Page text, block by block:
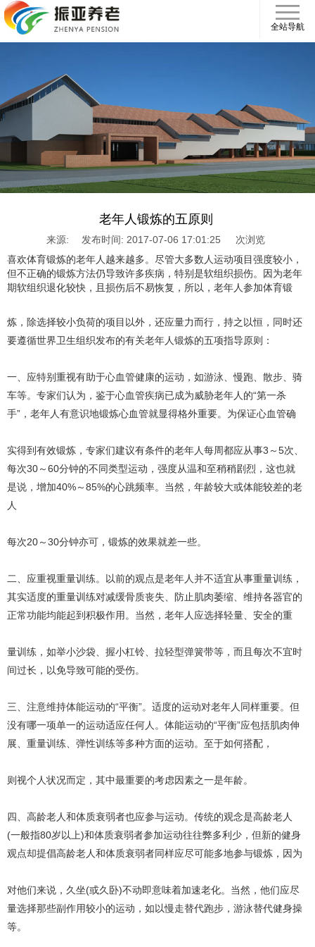
全站导航
老年人锻炼的五原则
来源: 发布时间: 2017-07-06 17:01:25
次浏览
喜欢体育锻炼的老年人越来越多。尽管大多数人运动项目强度较小，
但不正确的锻炼方法仍导致许多疾病，特别是软组织损伤。因为老年
期软组织退化较快，且损伤后不易恢复，所以，老年人参加体育锻
炼，除选择较小负荷的项目以外，还应量力而行，持之以恒，同时还
要遵循世界卫生组织发布的有关老年人锻炼的五项指导原则：
一、应特别重视有助于心血管健康的运动，如游泳、慢跑、散步、骑
车等。专家们认为，鉴于心血管疾病已成为威胁老年人的“第一杀
手”，老年人有意识地锻炼心血管就显得格外重要。为保证心血管确
实得到有效锻炼，专家们建议有条件的老年人每周都应从事3～5次、
每次30～60分钟的不同类型运动，强度从温和至稍稍剧烈，这也就
是说，增加40%～85%的心跳频率。当然，年龄较大或体能较差的老
人
每次20～30分钟亦可，锻炼的效果就差一些。
二、应重视重量训练。以前的观点是老年人并不适宜从事重量训练，
其实适度的重量训练对减缓骨质丧失、防止肌肉萎缩、维持各器官的
正常功能均能起到积极作用。当然，老年人应选择轻量、安全的重
量训练，如举小沙袋、握小杠铃、拉轻型弹簧带等，而且每次不宜时
间过长，以免导致可能的受伤。
三、注意维持体能运动的“平衡”。适度的运动对老年人同样重要。但
没有哪一项单一的运动适应任何人。体能运动的“平衡”应包括肌肉伸
展、重量训练、弹性训练等多种方面的运动。至于如何搭配，
则视个人状况而定，其中最重要的考虑因素之一是年龄。
四、高龄老人和体质衰弱者也应参与运动。传统的观念是高龄老人
(一般指80岁以上)和体质衰弱者参加运动往往弊多利少，但新的健身
观点却提倡高龄老人和体质衰弱者同样应尽可能多地参与锻炼，因为
对他们来说，久坐(或久卧)不动即意味着加速老化。当然，他们应尽
量选择那些副作用较小的运动，如以慢走替代跑步，游泳替代健身操
等。